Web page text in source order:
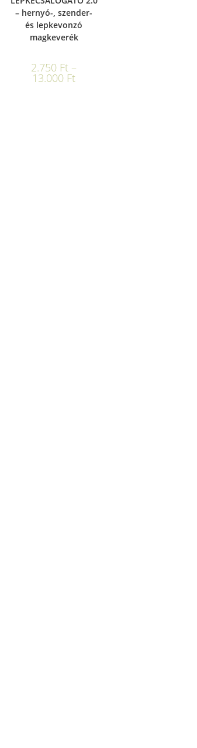
– hernyó-, szender-
és lepkevonzó
magkeverék
2.750 Ft –
13.000 Ft